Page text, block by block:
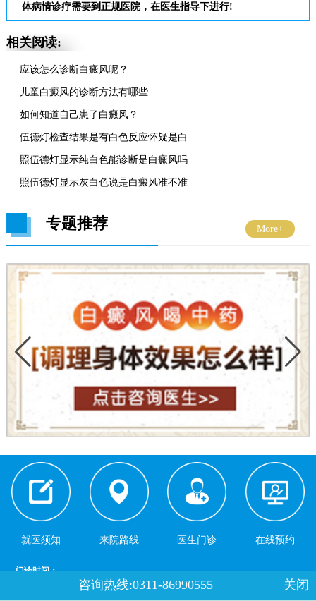
体病情诊疗需要到正规医院，在医生指导下进行!
相关阅读:
应该怎么诊断白癜风呢？
儿童白癜风的诊断方法有哪些
如何知道自己患了白癜风？
照伍德灯显示纯白色能诊断是白癜风吗
照伍德灯显示灰白色说是白癜风准不准
专题推荐 More+
就医须知 来院路线 医生门诊 在线预约
门诊时间：
夏季：8：00-18：00 冬季：8：00-17：30
咨询热线:0311-86990555 关闭